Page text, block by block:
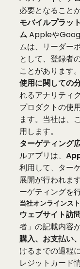
必要となること
モバイルプラッ
ムAppleや
ムは、リーダー
として、登録者
ことがあります。
使用に関しての
れるアナリティ
プロダクトの使
ます。当社は、
用します。
ターゲティング
ルアプリは、
利用して、ター
展開が行われま
ーゲティングを
当社オンラインス
ウェブサイト訪
者」の記載内容
購入、お支払い
けるまでの過程
レジットカード